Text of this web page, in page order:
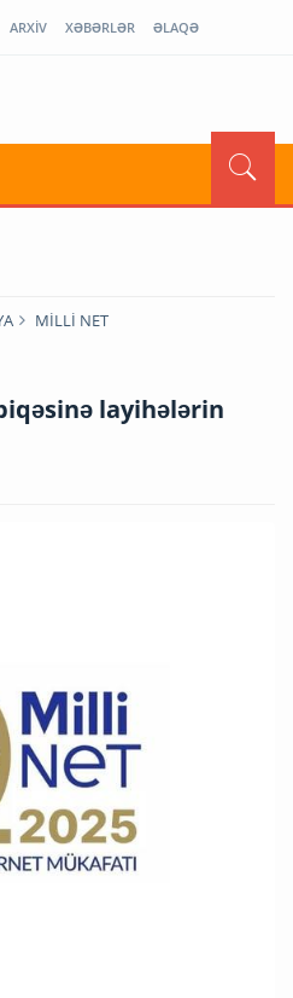
ARXİV XƏBƏRLƏR ƏLAQƏ
MİLLİ NET
layihələrin